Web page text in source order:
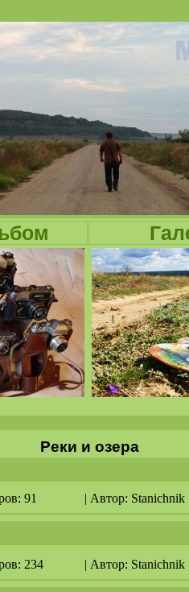
Реки и озера
91 | Автор: Stanichnik
234 | Автор: Stanichnik